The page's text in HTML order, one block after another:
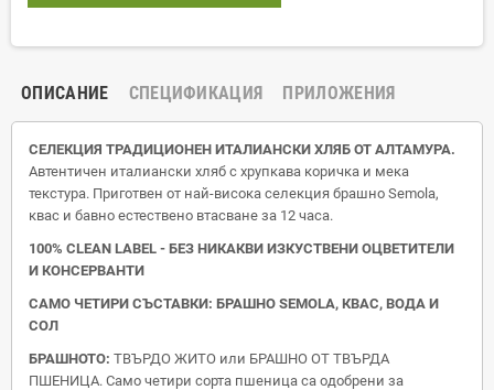
ОПИСАНИЕ СПЕЦИФИКАЦИЯ ПРИЛОЖЕНИЯ
СЕЛЕКЦИЯ ТРАДИЦИОНЕН ИТАЛИАНСКИ ХЛЯБ ОТ АЛТАМУРА.
Автентичен италиански хляб с хрупкава коричка и мека
текстура. Приготвен от най‐висока селекция брашно Semola,
квас и бавно естествено втасване за 12 часа.
100% CLEAN LABEL ‐ БЕЗ НИКАКВИ ИЗКУСТВЕНИ ОЦВЕТИТЕЛИ
И КОНСЕРВАНТИ
САМО ЧЕТИРИ СЪСТАВКИ: БРАШНО SEMOLA, КВАС, ВОДА И
СОЛ
БРАШНОТО: ТВЪРДО ЖИТО или БРАШНО ОТ ТВЪРДА
ПШЕНИЦА. Само четири сорта пшеница са одобрени за